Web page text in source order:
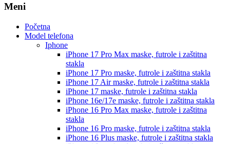
Meni
Početna
Model telefona
Iphone
iPhone 17 Pro Max maske, futrole i zaštitna
stakla
iPhone 17 Pro maske, futrole i zaštitna stakla
iPhone 17 Airmaske, futrole i zaštitna stakla
iPhone 17 maske, futrole i zaštitna stakla
iPhone 16e/17e maske, futrole i zaštitna stakla
iPhone 16 Pro Max maske, futrole i zaštitna
stakla
iPhone 16 Pro maske, futrole i zaštitna stakla
iPhone 16 Plus maske, futrole i zaštitna stakla